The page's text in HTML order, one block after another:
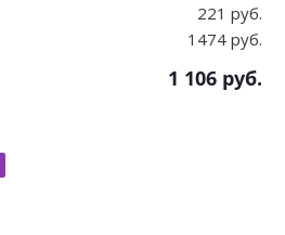
221 руб.
1474 руб.
1 106 руб.